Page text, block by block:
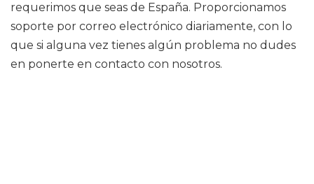
requerimos que seas de España. Proporcionamos
soporte por correo electrónico diariamente, con lo
que si alguna vez tienes algún problema no dudes
en ponerte en contacto con nosotros.